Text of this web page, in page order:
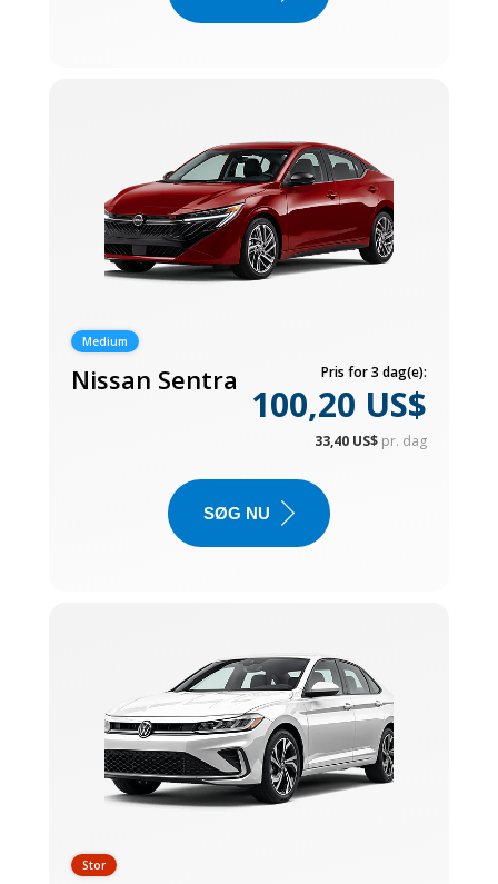
Medium
Nissan Sentra Pris for 3 dag(e):
100,20 US$
33,40 US$ pr. dag
SØG NU
Stor